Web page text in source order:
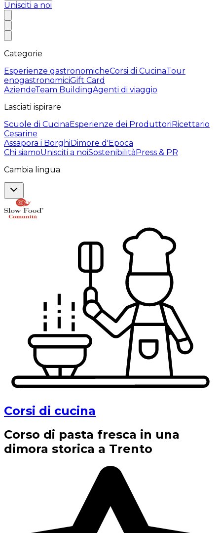
Unisciti a noi
Categorie
Esperienze gastronomicheCorsi di CucinaTour
enogastronomiciGift Card
AziendeTeam BuildingAgenti di viaggio
Lasciati ispirare
Scuole di CucinaEsperienze dei ProduttoriRicettario
Cesarine
Assapora i BorghiDimore d'Epoca
Chi siamoUnisciti a noiSostenibilitàPress & PR
Cambia lingua
Corsi di cucina
Corso di pasta fresca in una
dimora storica a Trento